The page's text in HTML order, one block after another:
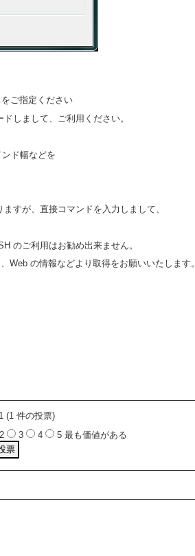
ご指定ください
ドしまして、ご利用ください。
ド幅などを
すが、直接コマンドを入力しまして、
のご利用はお勧め出来ません。
Web の情報などより取得をお願いいたします。
1 (1 件の投票)
2 3 4 5 最も価値がある